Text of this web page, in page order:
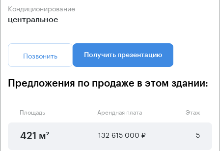
Кондиционирование
центральное
Позвонить Получить презентацию
Предложения по продаже в этом здании:
Площадь Арендная плата Этаж
421 м² 132 615 000 ₽ 5